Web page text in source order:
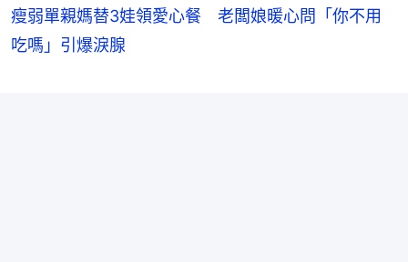
瘦弱單親媽替3娃領愛心餐 老闆娘暖心問「你不用
吃嗎」引爆淚腺